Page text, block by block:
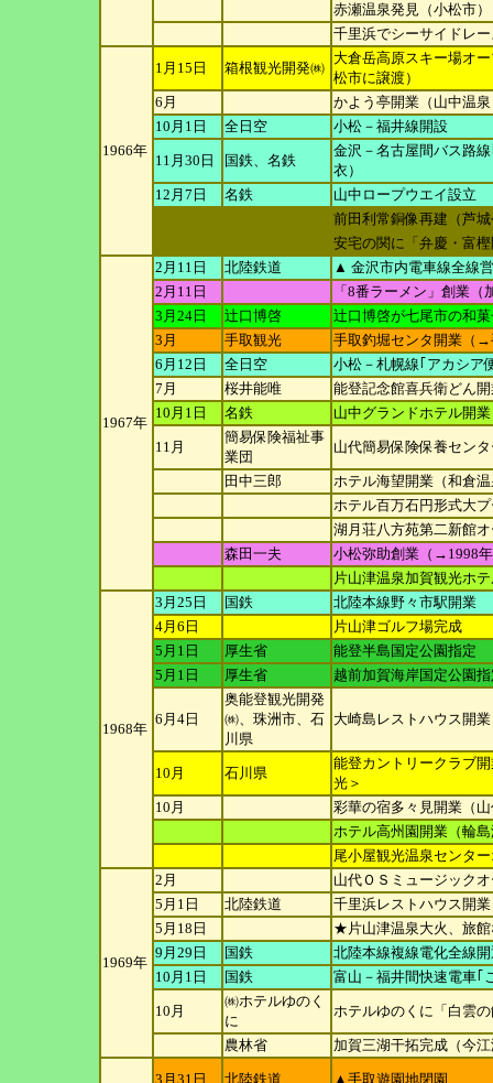
赤瀬温泉発見（小松市）
千里浜でシーサイドレ
1966年
1月15日 箱根観光開発㈱
大倉岳高原スキー場オ
松市に譲渡）
6月
かよう亭開業（山中温
10月1日
全日空 小松－福井線開設
11月30日 国鉄、名鉄
金沢－名古屋間バス路
衣）
12月7日
名鉄
山中ロープウエイ設立
前田利常銅像再建（芦
安宅の関に「弁慶・富
1967年
2月11日 北陸鉄道
▲ 金沢市内電車線全線
2月11日
「8番ラーメン」創業（
3月24日
辻口博啓
辻口博啓が七尾市の和
3月
手取観光
手取釣堀センタ開業（
6月12日
全日空
小松－札幌線｢アカシア
7月
桜井能唯
能登記念館喜兵衛どん
10月1日
名鉄 山中グランドホテル開業
11月
簡易保険福祉事
業団
山代簡易保険保養セン
田中三郎
ホテル海望開業（和倉
ホテル百万石円形式大
湖月荘八方苑第二新館
森田一夫
小松弥助創業（→1998
片山津温泉加賀観光ホ
1968年
3月25日 国鉄
北陸本線野々市駅開業
4月6日
片山津ゴルフ場完成
5月1日
厚生省
能登半島国定公園指定
5月1日
厚生省 越前加賀海岸国定公園
6月4日
奥能登観光開発
㈱、珠洲市、石
川 県
大崎島レストハウス開業
10月 石川県
能登カントリークラブ
光＞
10月
彩華の宿多々見開業（
ホテル高州園開業（輪
尾小屋観光温泉センタ
1969年
2月
山代ＯＳミュージック
5月1日
北陸鉄道
千里浜レストハウス開業
5月18日
★片山津温泉大火、旅館
9月29日
国鉄
北陸本線複線電化全線
10月1日
国鉄 富山－福井間快速電車｢
10月
㈱ホテルゆのく
に
ホテルゆのくに「白雲
農林省 加賀三湖干拓完成（今
3月31日 北陸鉄道 ▲手取遊園地閉園